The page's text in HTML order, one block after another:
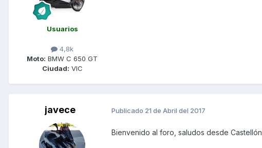
Usuarios
4,8k
Moto: BMW C 650 GT
Ciudad: VIC
javece Publicado 21 de Abril del 2017
Bienvenido al foro, saludos desde Castellón